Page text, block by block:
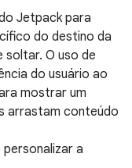
Jetpack para
do destino da
soltar. O uso de
do usuário ao
mostrar um
arrastam conteúdo
a